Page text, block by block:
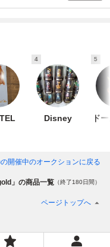
4
Disney
5
ド
の開催中のオークションに戻る
」の商品一覧 （終了180日間）
ページトップへ